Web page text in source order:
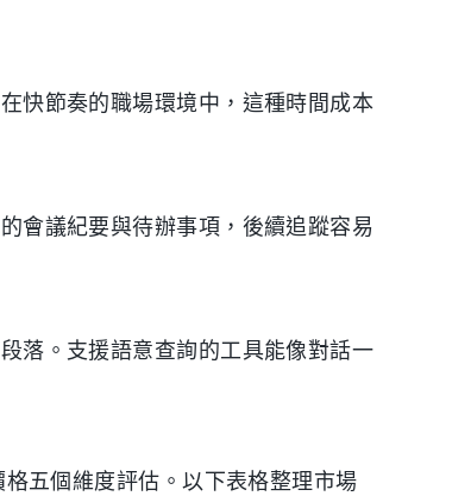
快節奏的職場環境中，這種時間成本
會議紀要與待辦事項，後續追蹤容易
落。支援語意查詢的工具能像對話一
五個維度評估。以下表格整理市場